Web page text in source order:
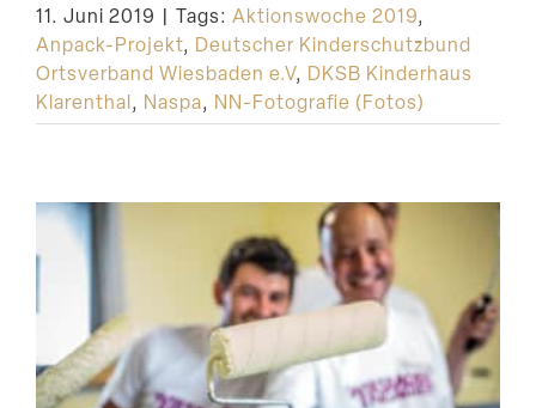
Suche
11. Juni 2019 | Tags: Aktionswoche 2019,
Anpack-Projekt, Deutscher Kinderschutzbund
Ortsverband Wiesbaden e.V, DKSB Kinderhaus
Klarenthal, Naspa, NN-Fotografie (Fotos)